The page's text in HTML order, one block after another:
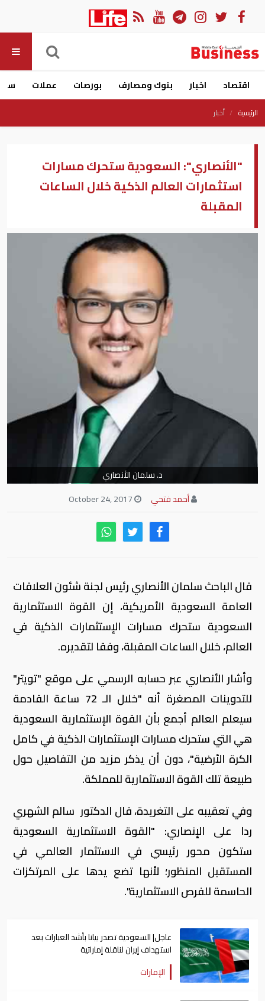
اقتصاد اخبار بنوك ومصارف بورصات عملات
الرئيسية أخبار
"الأنصاري": السعودية ستحرك مسارات
استثمارات العالم الذكية خلال الساعات
المقبلة
د. سلمان الأنصاري
أحمد فتحي
قال الباحث سلمان الأنصاري رئيس لجنة شئون العلاقات
العامة السعودية الأمريكية، إن القوة الاستثمارية
السعودية ستحرك مسارات الإستثمارات الذكية في
العالم، خلال الساعات المقبلة، وفقا لتقديره.
وأشار الأنصاري عبر حسابه الرسمي على موقع "تويتر"
للتدوينات المصغرة أنه "خلال الـ 72 ساعة القادمة
سيعلم العالم أجمع بأن القوة الإستثمارية السعودية
هي التي ستحرك مسارات الإستثمارات الذكية في كامل
الكرة الأرضية"، دون أن يذكر مزيد من التفاصيل حول
طبيعة تلك القوة الاستثمارية للمملكة.
وفي تعقيبه على التغريدة، قال الدكتور سالم الشهري
ردا على الإنصاري: "القوة الاستثمارية السعودية
ستكون محور رئيسي في الاستثمار العالمي في
المستقبل المنظور؛ لأنها تضع يدها على المرتكزات
الحاسمة للفرص الاستثمارية".
عاجل| السعودية تصدر بيانا بأشد العبارات بعد
استهداف إيران لناقلة إماراتية
الإمارات